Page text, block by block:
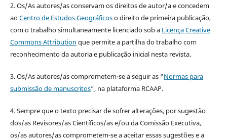
2. Os/As autores/as conservam os direitos de autor/a e concedem
aoCentro de Estudos Geográficoso direito de primeira publicação,
com o trabalho simultaneamente licenciado sob a Licença Creative
Commons Attribution que permite a partilha do trabalho com
reconhecimento da autoria e publicação inicial nesta revista.
3. Os/As autores/as comprometem-se a seguir as “Normas para
submissão de manuscritos”, na plataforma RCAAP.
4. Sempre que o texto precisar de sofrer alterações, por sugestão
dos/as Revisores/as Científicos/as e/ou da Comissão Executiva,
os/as autores/as comprometem-se a aceitar essas sugestões e a